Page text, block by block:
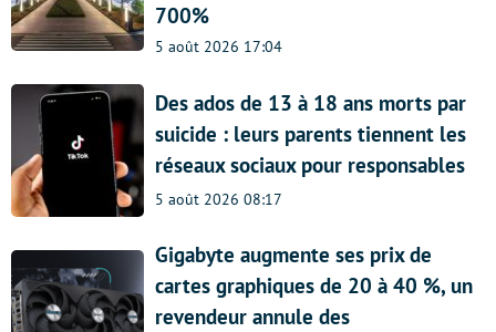
700%
5 août 2026 17:04
Des ados de 13 à 18 ans morts par
suicide : leurs parents tiennent les
réseaux sociaux pour responsables
5 août 2026 08:17
Gigabyte augmente ses prix de
cartes graphiques de 20 à 40 %, un
revendeur annule des